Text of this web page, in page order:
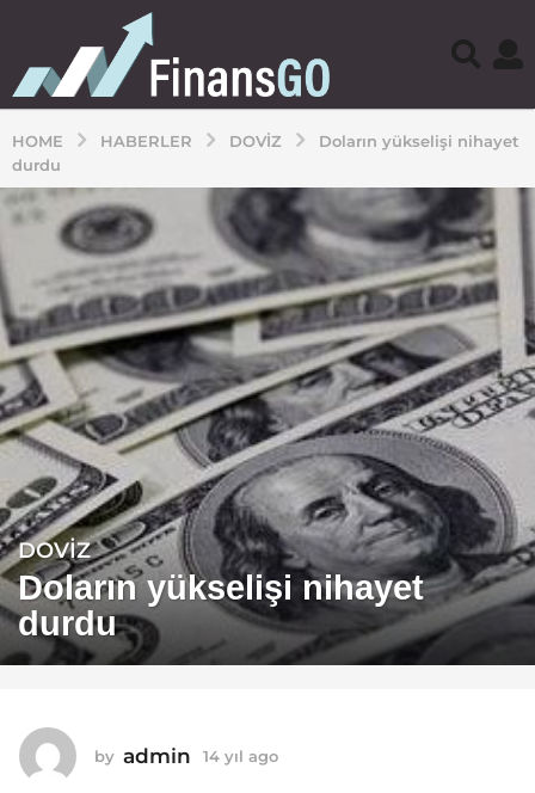
HOME HABERLER DOVIZ
Doların yükselişi nihayet
durdu
1
4
y
ı
l
o
1
DOVIZ
Doların yükselişi nihayet
durdu
by admin 14 yıl ago